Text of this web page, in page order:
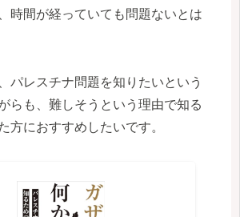
時間が経っていても問題ないとは
パレスチナ問題を知りたいという
らも、難しそうという理由で知る
方におすすめしたいです。